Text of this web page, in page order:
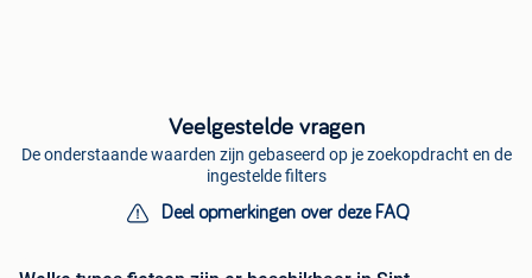
Veelgestelde vragen
De onderstaande waarden zijn gebaseerd op je zoekopdracht en de
ingestelde filters
Deel opmerkingen over deze FAQ